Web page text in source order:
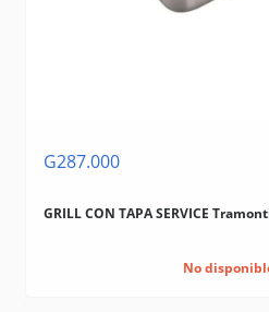
G287.000
GRILL CON TAPA SERVICE
No